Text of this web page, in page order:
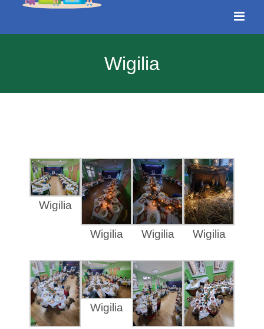
Wigilia
Wigilia
Wigilia Wigilia Wigilia
Wigilia